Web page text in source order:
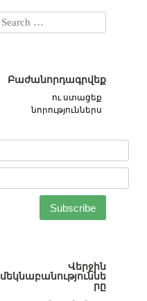
Բաժանորդագրվեք
ու ստացեք
նորություններս
Վերջին
մեկնաբանություննե
րը